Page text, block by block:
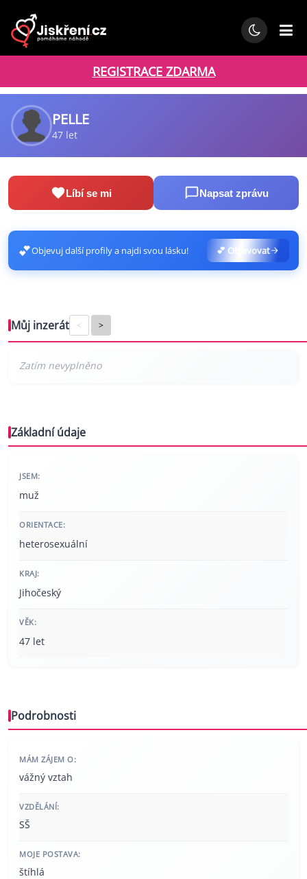
REGISTRACE ZDARMA
PELLE
47 let
Líbí se mi Napsat zprávu
💕Objevuj další profily a najdi svou lásku! 💕 Objevovat
Můj inzerát < >
Základní údaje
JSEM:
muž
ORIENTACE:
heterosexuální
KRAJ:
Jihočeský
VĚK:
47 let
Podrobnosti
MÁM ZÁJEM O:
vážný vztah
VZDĚLÁNÍ:
SŠ
MOJE POSTAVA:
štíhlá